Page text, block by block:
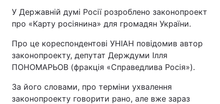
У Державній думі Росії розроблено законопроект
про «Карту росіянина» для громадян України.
Про це кореспондентові УНІАН повідомив автор
законопроекту, депутат Держдуми Ілля
ПОНОМАРЬОВ (фракція «Справедлива Росія»).
За його словами, про терміни ухвалення
законопроекту говорити рано, але вже зараз